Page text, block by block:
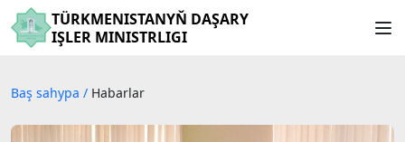
TÜRKMENISTANYŇ DAŞARY
IŞLER MINISTRLIGI
Baş sahypa / Habarlar